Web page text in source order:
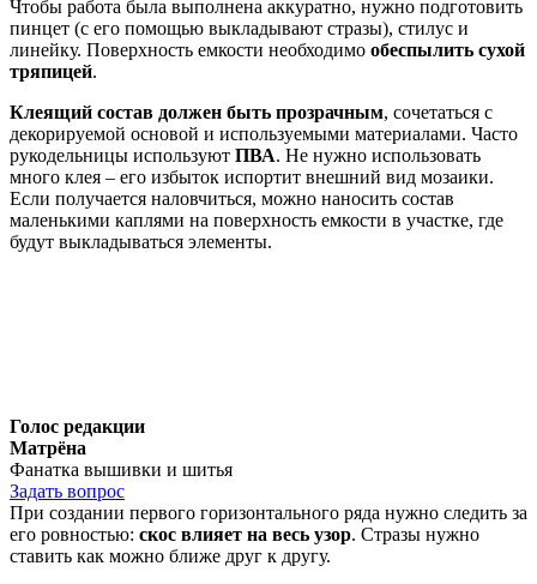
Чтобы работа была выполнена аккуратно, нужно подготовить
пинцет (с его помощью выкладывают стразы), стилус и
линейку. Поверхность емкости необходимо обеспылить сухой
тряпицей.
Клеящий состав должен быть прозрачным, сочетаться с
декорируемой основой и используемыми материалами. Часто
рукодельницы используют ПВА. Не нужно использовать
много клея – его избыток испортит внешний вид мозаики.
Если получается наловчиться, можно наносить состав
маленькими каплями на поверхность емкости в участке, где
будут выкладываться элементы.
Голос редакции
Матрёна
Фанатка вышивки и шитья
Задать вопрос
При создании первого горизонтального ряда нужно следить за
его ровностью: скос влияет на весь узор. Стразы нужно
ставить как можно ближе друг к другу.